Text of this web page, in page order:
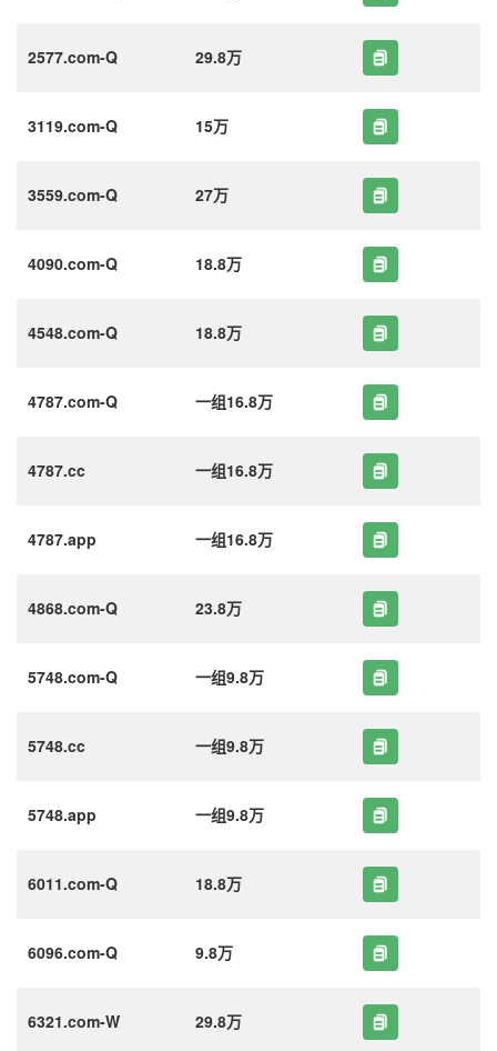
2577.com-Q 29.8万
3119.com-Q 15万
3559.com-Q 27万
4090.com-Q 18.8万
4548.com-Q 18.8万
4787.com-Q 一组16.8万
4787.cc 一组16.8万
4787.app 一组16.8万
4868.com-Q 23.8万
5748.com-Q 一组9.8万
5748.cc 一组9.8万
5748.app 一组9.8万
6011.com-Q 18.8万
6096.com-Q 9.8万
6321.com-W 29.8万